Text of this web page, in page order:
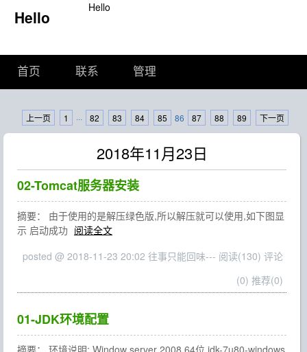
Hello Hello
首页 联系 管理
上一页 1 ··· 82 83 84 85 86 87 88 89 下一页
2018年11月23日
02-Tomcat服务器安装
摘要： 由于使用的是解压绿色版,所以解压就可以使用,如下图显
示 启动成功 阅读全文
posted @ 2018-11-23 20:02 往事只能回味--- 阅读(130) 评论
(0) 推荐(0)
01-JDK环境配置
摘要： 环境说明: Window server 2008 64位 jdk-7u80-windows